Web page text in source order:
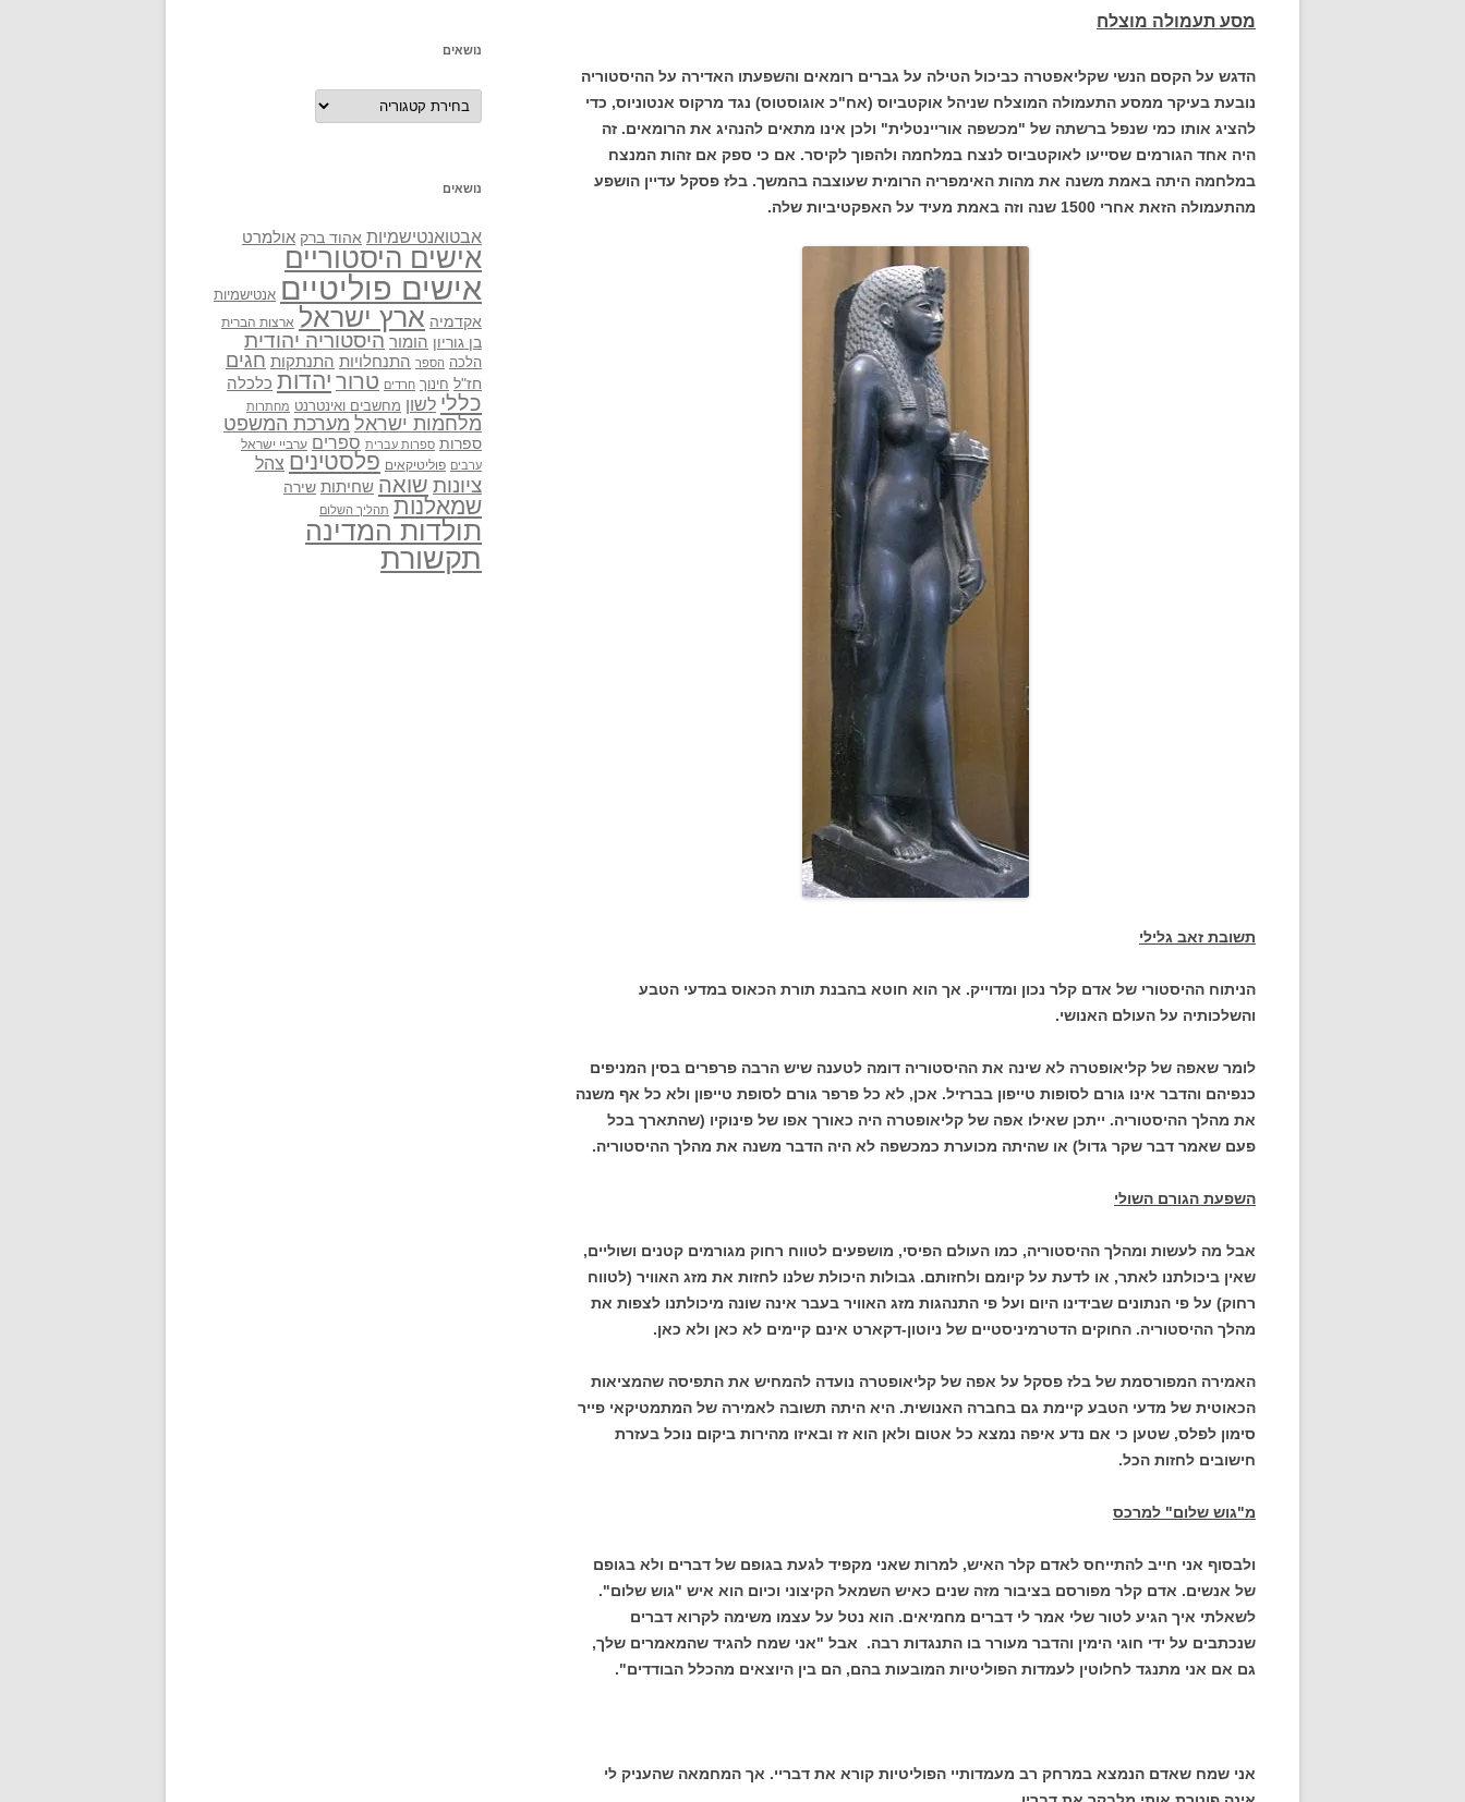
מסע תעמולה מוצלח
הדגש על הקסם הנשי שקליאפטרה כביכול הטילה על גברים רומאים והשפעתו האדירה על ההיסטוריה
נובעת בעיקר ממסע התעמולה המוצלח שניהל אוקטביוס (אח"כ אוגוסטוס) נגד מרקוס אנטוניוס, כדי
להציג אותו כמי שנפל ברשתה של "מכשפה אוריינטלית" ולכן אינו מתאים להנהיג את הרומאים. זה
היה אחד הגורמים שסייעו לאוקטביוס לנצח במלחמה ולהפוך לקיסר. אם כי ספק אם זהות המנצח
במלחמה היתה באמת משנה את מהות האימפריה הרומית שעוצבה בהמשך. בלז פסקל עדיין הושפע
מהתעמולה הזאת אחרי 1500 שנה וזה באמת מעיד על האפקטיביות שלה.
תשובת זאב גלילי
הניתוח ההיסטורי של אדם קלר נכון ומדוייק. אך הוא חוטא בהבנת תורת הכאוס במדעי הטבע
והשלכותיה על העולם האנושי.
לומר שאפה של קליאופטרה לא שינה את ההיסטוריה דומה לטענה שיש הרבה פרפרים בסין המניפים
כנפיהם והדבר אינו גורם לסופות טייפון בברזיל. אכן, לא כל פרפר גורם לסופת טייפון ולא כל אף משנה
את מהלך ההיסטוריה. ייתכן שאילו אפה של קליאופטרה היה כאורך אפו של פינוקיו (שהתארך בכל
פעם שאמר דבר שקר גדול) או שהיתה מכוערת כמכשפה לא היה הדבר משנה את מהלך ההיסטוריה.
השפעת הגורם השולי
אבל מה לעשות ומהלך ההיסטוריה, כמו העולם הפיסי, מושפעים לטווח רחוק מגורמים קטנים ושוליים,
שאין ביכולתנו לאתר, או לדעת על קיומם ולחזותם. גבולות היכולת שלנו לחזות את מזג האוויר (לטווח
רחוק) על פי הנתונים שבידינו היום ועל פי התנהגות מזג האוויר בעבר אינה שונה מיכולתנו לצפות את
מהלך ההיסטוריה. החוקים הדטרמיניסטיים של ניוטון-דקארט אינם קיימים לא כאן ולא כאן.
האמירה המפורסמת של בלז פסקל על אפה של קליאופטרה נועדה להמחיש את התפיסה שהמציאות
הכאוטית של מדעי הטבע קיימת גם בחברה האנושית. היא היתה תשובה לאמירה של המתמטיקאי פייר
סימון לפלס, שטען כי אם נדע איפה נמצא כל אטום ולאן הוא זז ובאיזו מהירות ביקום נוכל בעזרת
חישובים לחזות הכל.
מ"גוש שלום" למרכס
ולבסוף אני חייב להתייחס לאדם קלר האיש, למרות שאני מקפיד לגעת בגופם של דברים ולא בגופם
של אנשים. אדם קלר מפורסם בציבור מזה שנים כאיש השמאל הקיצוני וכיום הוא איש "גוש שלום".
לשאלתי איך הגיע לטור שלי אמר לי דברים מחמיאים. הוא נטל על עצמו משימה לקרוא דברים
שנכתבים על ידי חוגי הימין והדבר מעורר בו התנגדות רבה. אבל "אני שמח להגיד שהמאמרים שלך,
גם אם אני מתנגד לחלוטין לעמדות הפוליטיות המובעות בהם, הם בין היוצאים מהכלל הבודדים".
אני שמח שאדם הנמצא במרחק רב מעמדותיי הפוליטיות קורא את דבריי. אך המחמאה שהעניק לי
נושאים
נושאים
נושאים
אבטואנטישמיות אהוד ברק אולמרט
אישים היסטוריים
אישים פוליטיים אנטישמיות
אקדמיה ארץ ישראל ארצות הברית
בן גוריון הומור היסטוריה יהודית
הלכה הספר התנחלויות התנתקות חגים
חז"ל חינוך חרדים טרור יהדות כלכלה
כללי לשון מחשבים ואינטרנט מחתרות
מלחמות ישראל מערכת המשפט
ספרות ספרות עברית ספרים ערביי ישראל
ערבים פוליטיקאים פלסטינים צהל
ציונות שואה שחיתות שירה
שמאלנות תהליך השלום
תולדות המדינה
תקשורת